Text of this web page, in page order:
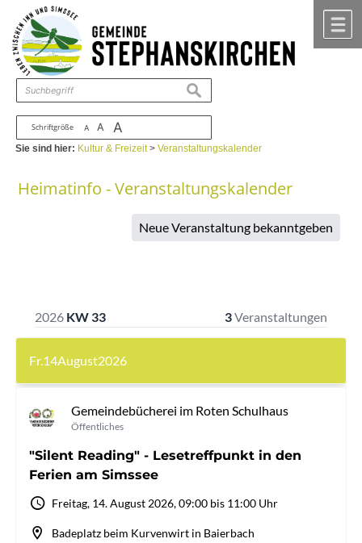
Zum Inhalt ,zur Navigation
Schriftgröße A A A
suchen
Sie sind hier: Kultur & Freizeit>Veranstaltungskalender
Heimatinfo - Veranstaltungskalender